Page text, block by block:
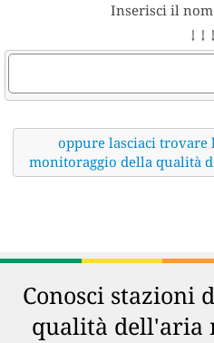
Inserisci il
↓ ↓ ↓
oppure lasciaci trovare
monitoraggio della qualità
Conosci stazioni
qualità dell'aria